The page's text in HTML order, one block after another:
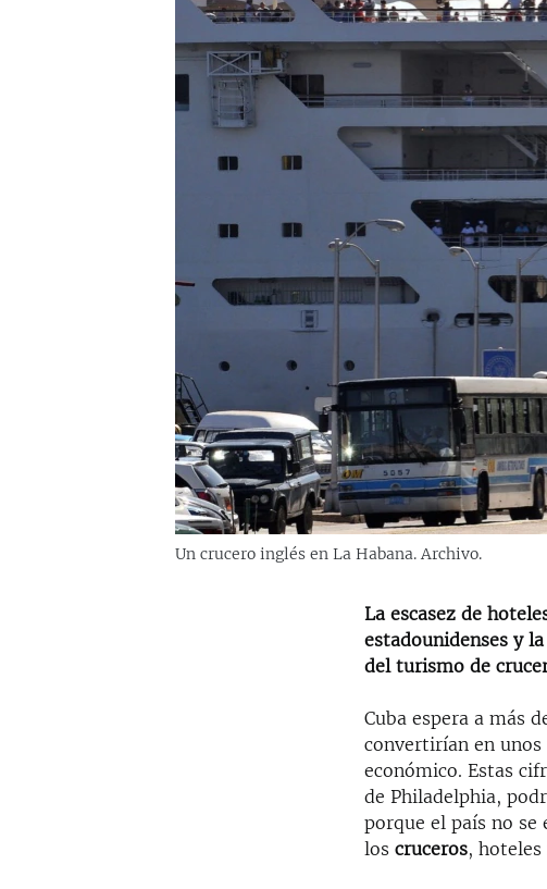
LA REALIDAD DE LA VIVIENDA EN
DESINFORMACIÓN RUSA EN
LA INVASIÓN DE RUSIA A UCRANIA
Un crucero inglés en La Habana. Archivo.
La escasez de
estadounidenses y
del turismo de
Cuba espera a más
convertirían en
económico. Estas
de Philadelphia,
porque el país no se
loscruceros,